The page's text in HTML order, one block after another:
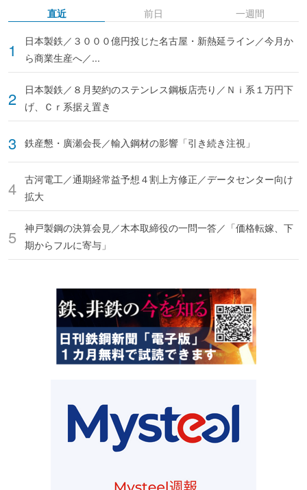
直近
日本製鉄／３０００億円投じた名古屋・新熱延ライン／今月か
ら商業生産へ／...
日本製鉄／８月契約のステンレス鋼板店売り／Ｎｉ系１万円下
げ、Ｃｒ系据え置き
鉄産懇・廣瀬会長／輸入鋼材の影響「引き続き注視」
古河電工／通期経常益予想４割上方修正／データセンター向け
拡大
神戸製鋼の決算会見／木本取締役の一問一答／「価格転嫁、下
期からフルに寄与」
前日 一週間